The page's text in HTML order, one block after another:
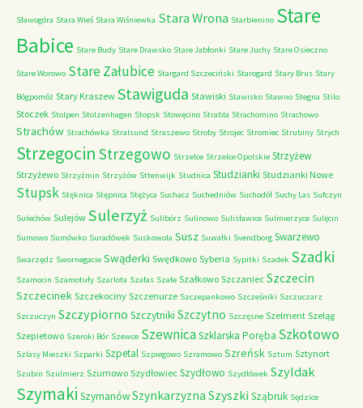
Sławogóra Stara Wieś Stara Wiśniewka Stara Wrona Starbienino Stare
Babice Stare Budy Stare Drawsko Stare Jabłonki Stare Juchy Stare Osieczno
Stare Worowo Stare Załubice Stargard Szczeciński Starogard Stary Brus Stary
Bógpomóż Stary Kraszew Stawiguda Stawiski Stawisko Stawno Stegna Stilo
Stoczek Stolpen Stolzenhagen Stopsk Stowęcino Strabla Strachomino Strachowo
Strachów Strachówka Stralsund Straszewo Stroby Strojec Stromiec Strubiny Strych
Strzegocin Strzegowo Strzelce Strzelce Opolskie Strzyżew
Strzyżewo Strzyżmin Strzyżów Sttenwijk Studnica Studzianki Studzianki Nowe
Stupsk Stęknica Stępnica Stężyca Suchacz Suchedniów Suchodół Suchy Las Sufczyn
Sulechów Sulejów Sulerzyż Sulibórz Sulinowo Sulisławice Sulmierzyce Sulęcin
Sumowo Sumówko Suradówek Suskowola Susz Suwałki Svendborg Swarzewo
Swarzędz Swornegacie Swąderki Swędkowo Syberia Sypitki Szadek Szadki
Szamocin Szamotuły Szarlota Szałas Szałe Szałkowo Szczaniec Szczecin
Szczecinek Szczekociny Szczenurze Szczepankowo Szcześniki Szczuczarz
Szczuczyn Szczypiorno Szczytniki Szczytno Szczęsne Szelment Szeląg
Szepietowo Szeroki Bór Szewce SzewnicaSzklarska Poręba Szkotowo
Szlasy Mieszki Szparki Szpetal Szpiegowo Szramowo Szreńsk Sztum Sztynort
Szubin Szulmierz Szumowo Szydłowiec Szydłowo Szydłówek Szyldak
Szymaki SzymanówSzynkarzyzna Szyszki Sząbruk Sędzice